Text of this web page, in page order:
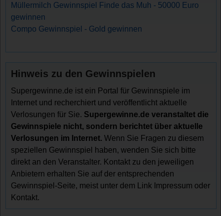
Müllermilch Gewinnspiel Finde das Muh - 50000 Euro
gewinnen
Compo Gewinnspiel - Gold gewinnen
Hinweis zu den Gewinnspielen
Supergewinne.de ist ein Portal für Gewinnspiele im
Internet und recherchiert und veröffentlicht aktuelle
Verlosungen für Sie. Supergewinne.de veranstaltet die
Gewinnspiele nicht, sondern berichtet über aktuelle
Verlosungen im Internet. Wenn Sie Fragen zu diesem
speziellen Gewinnspiel haben, wenden Sie sich bitte
direkt an den Veranstalter. Kontakt zu den jeweiligen
Anbietern erhalten Sie auf der entsprechenden
Gewinnspiel-Seite, meist unter dem Link Impressum oder
Kontakt.